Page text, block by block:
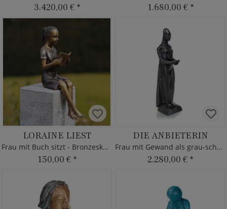
3.420,00 € * 1.680,00 € *
LORAINE LIEST
Frau mit Buch sitzt - Bronzeskulptur
150,00 € *
DIE ANBIETERIN
Frau mit Gewand als grau-schwarze Bronze
2.280,00 € *